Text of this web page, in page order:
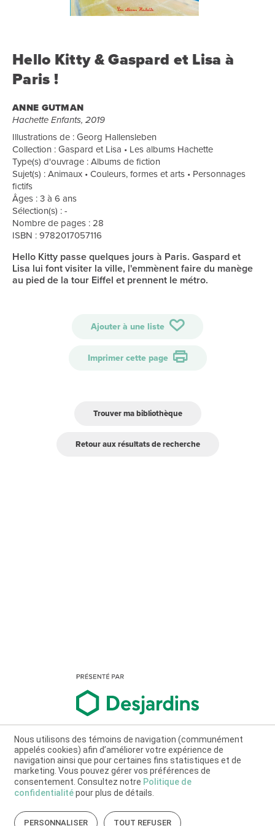
Hello Kitty & Gaspard et Lisa à
Paris !
ANNE GUTMAN
Hachette Enfants, 2019
Illustrations de : Georg Hallensleben
Collection : Gaspard et Lisa • Les albums Hachette
Type(s) d'ouvrage : Albums de fiction
Sujet(s) : Animaux • Couleurs, formes et arts • Personnages
fictifs
Âges : 3 à 6 ans
Sélection(s) : -
Nombre de pages : 28
ISBN : 9782017057116
Hello Kitty passe quelques jours à Paris. Gaspard et
Lisa lui font visiter la ville, l'emmènent faire du manège
au pied de la tour Eiffel et prennent le métro.
Ajouter à une liste
Imprimer cette page
Trouver ma bibliothèque
Retour aux résultats de recherche
Nous utilisons des témoins de navigation (communément
appelés cookies) afin d’améliorer votre expérience de
navigation ainsi que pour certaines fins statistiques et de
marketing. Vous pouvez gérer vos préférences de
consentement. Consultez notre Politique de
confidentialitépour plus de détails.
PERSONNALISER TOUT REFUSER